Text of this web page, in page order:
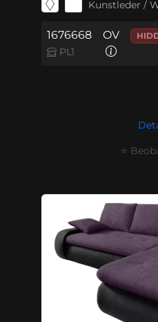
Kunstleder /
1676668
PL1
OV
⭐